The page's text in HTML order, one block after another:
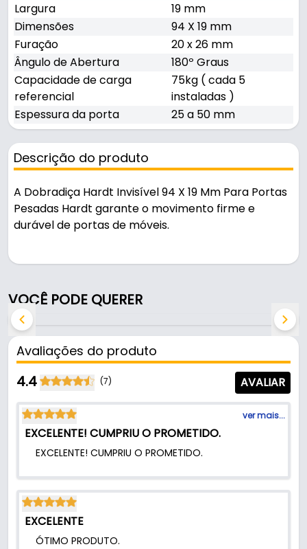
Largura
19 mm
Dimensões
94 X 19 mm
Furação
20 x 26 mm
Ângulo de Abertura
180º Graus
Capacidade de carga
referencial
75kg ( cada 5
instaladas )
Espessura da porta
25 a 50 mm
Descrição do produto
A Dobradiça Hardt Invisível 94 X 19 Mm Para Portas
Pesadas Hardt garante o movimento firme e
durável de portas de móveis.
Fabricada em Zamac e Aço com acabamento
cromado, é resistente e durável no uso diário.
Características:
- Marca: Hardt
- Modelo: Invisível
- Material: Zamac e Aço
- Acabamento: Cromado
- Comprimento: 94 mm
- Largura: 19 mm
- Dimensões: 94 X 19 mm
- Furação: 20 x 26 mm
- Ângulo de Abertura: 180º Graus
- Capacidade de carga referencial: 75kg ( cada 5
instaladas )
- Espessura da porta: 25 a 50 mm
VOCÊ PODE QUERER
Avaliações do produto
4.4 (7) AVALIAR
ver mais...
EXCELENTE! CUMPRIU O PROMETIDO.
EXCELENTE! CUMPRIU O PROMETIDO.
EXCELENTE
ÓTIMO PRODUTO.